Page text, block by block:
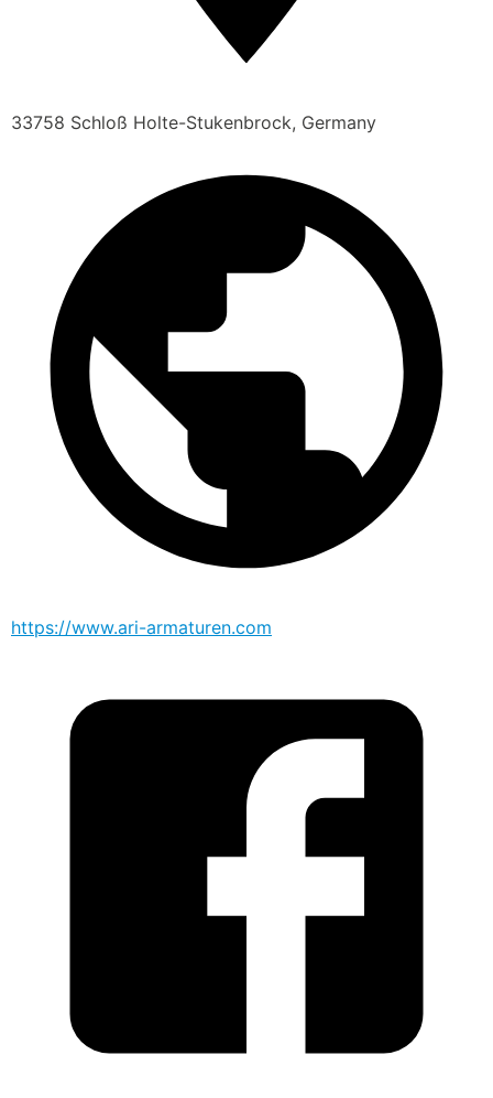
33758 Schloß Holte-Stukenbrock, Germany
https://www.ari-armaturen.com